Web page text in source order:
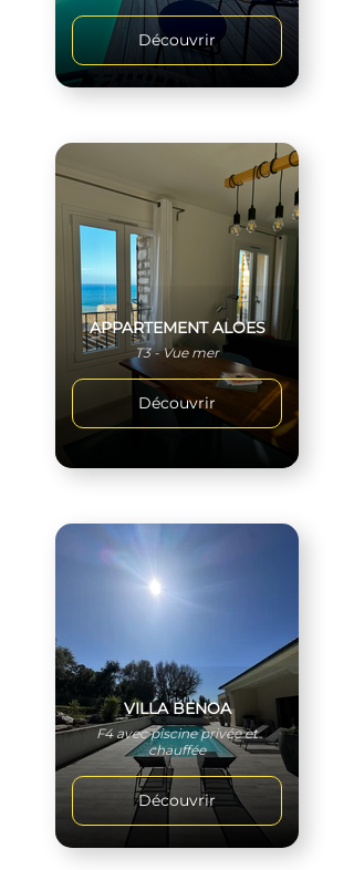
Découvrir
APPARTEMENT ALOES
T3 - Vue mer
Découvrir
VILLA BENOA
F4 avec piscine privée et
chauffée
Découvrir